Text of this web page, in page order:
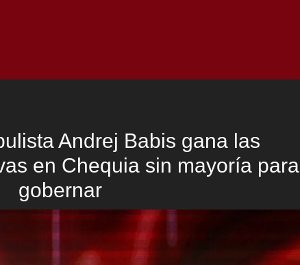
Andrej Babis gana las
en Chequia sin mayoría para
gobernar